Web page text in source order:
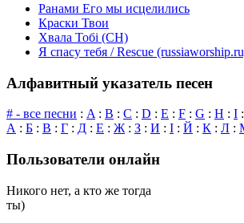
Ранами Его мы исцелились
Краски Твои
Хвала Тобі (СН)
Я спасу тебя / Rescue
Алфавитный указатель песен
# - все песни : A : B : C : D : E : F : G : H : I :
А : Б : В : Г : Д : Е : Ж : З : И : І : Й : К : Л :
Пользователи онлайн
Никого нет, а кто же тогда
ты)